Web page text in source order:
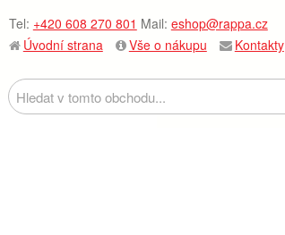
Tel: +420 608 270 801 Mail: eshop@rappa.cz
Úvodní strana
Vše o nákupu Kontakty